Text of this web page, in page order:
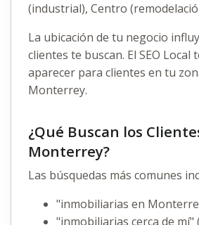
(industrial), Centro
La ubicación de tu negocio
clientes te buscan. El SEO Local
aparecer para clientes en tu
Monterrey.
¿Qué Buscan los
Monterrey?
Las búsquedas más comunes
"inmobiliarias en
"inmobiliarias cerca de mí"